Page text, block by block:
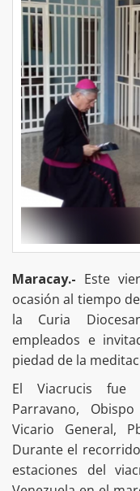
Maracay.- Este
ocasión al tiempo
la Curia
empleados e
piedad de la
El Viacrucis fue
Parravano,
Vicario General,
Durante el
estaciones del